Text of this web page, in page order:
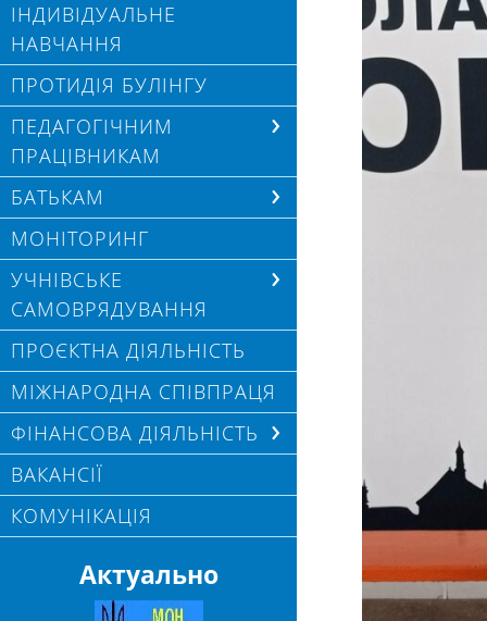
ІНДИВІДУАЛЬНЕ
НАВЧАННЯ
ПРОТИДІЯ БУЛІНГУ
ПЕДАГОГІЧНИМ
ПРАЦІВНИКАМ
БАТЬКАМ
МОНІТОРИНГ
УЧНІВСЬКЕ
САМОВРЯДУВАННЯ
ПРОЄКТНА ДІЯЛЬНІСТЬ
МІЖНАРОДНА СПІВПРАЦЯ
ФІНАНСОВА ДІЯЛЬНІСТЬ
ВАКАНСІЇ
КОМУНІКАЦІЯ
Актуально